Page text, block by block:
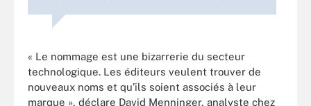
« Le nommage est une bizarrerie du secteur
technologique. Les éditeurs veulent trouver de
nouveaux noms et qu’ils soient associés à leur
marque », déclare David Menninger, analyste chez